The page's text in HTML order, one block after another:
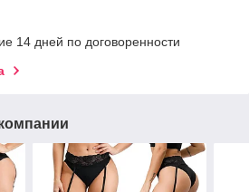
14 дней по договоренности